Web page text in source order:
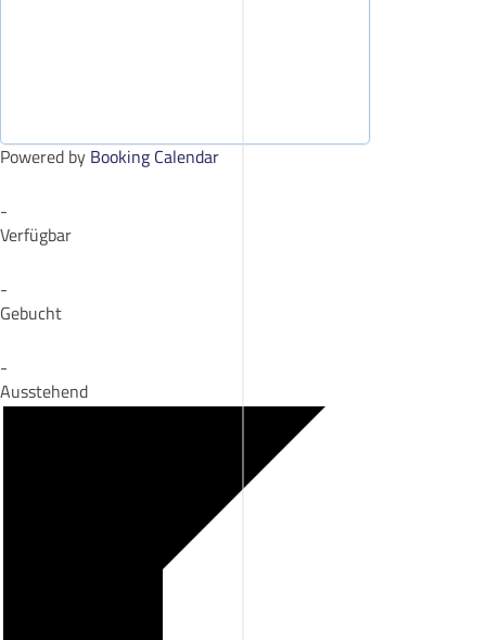
Powered by Booking Calendar
-
Verfügbar
-
Gebucht
-
Ausstehend